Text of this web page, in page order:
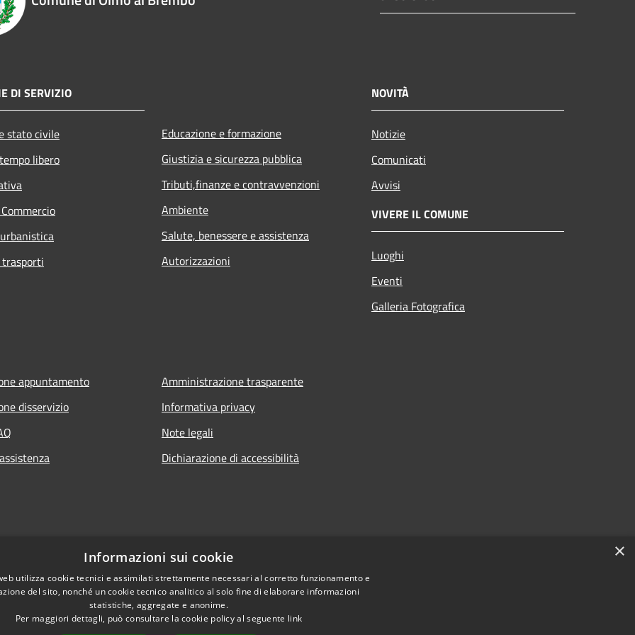
DI SERVIZIO
stato civile
libero
Educazione e formazione
Giustizia e sicurezza pubblica
Tributi,finanze e contravvenzioni
Ambiente
Salute, benessere e assistenza
Autorizzazioni
NOVITÀ
Notizie
Comunicati
Avvisi
VIVERE IL COMUNE
Luoghi
Eventi
Galleria Fotografica
appuntamento
disservizio
Amministrazione trasparente
Informativa privacy
Note legali
Dichiarazione di accessibilità
×
Informazioni sui cookie
utilizza cookie tecnici e assimilati strettamente necessari al corretto funzionamento e
del sito, nonché un cookie tecnico analitico al solo fine di elaborare informazioni
statistiche, aggregate e anonime.
Per maggiori dettagli, può consultare la cookie policy al seguente link